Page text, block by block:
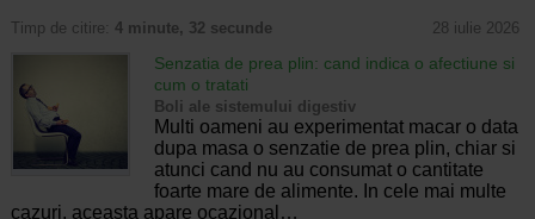
Timp de citire: 4 minute, 32 secunde 28 iulie 2026
Senzatia de prea plin: cand indica o afectiune si
cum o tratati
Boli ale sistemului digestiv
Multi oameni au experimentat macar o data
dupa masa o senzatie de prea plin, chiar si
atunci cand nu au consumat o cantitate
foarte mare de alimente. In cele mai multe
cazuri, aceasta apare ocazional…